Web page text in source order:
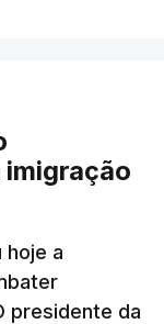
hoje a
presidente da